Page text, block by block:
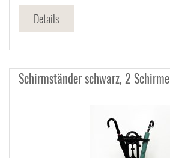
Details
Schirmständer schwarz, 2 Schirme